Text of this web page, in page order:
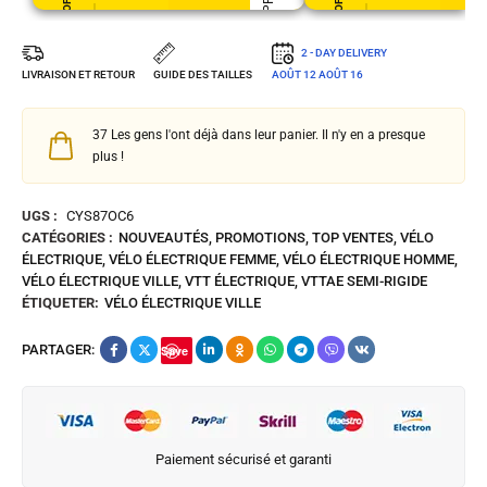
LIVRAISON ET RETOUR GUIDE DES TAILLES
2 - DAY DELIVERY
AOÛT 12 AOÛT 16
37 Les gens l'ont déjà dans leur panier. Il n'y en a presque
plus !
UGS : CYS87OC6
CATÉGORIES : NOUVEAUTÉS, PROMOTIONS, TOP VENTES, VÉLO
ÉLECTRIQUE, VÉLO ÉLECTRIQUE FEMME, VÉLO ÉLECTRIQUE HOMME,
VÉLO ÉLECTRIQUE VILLE, VTT ÉLECTRIQUE, VTTAE SEMI-RIGIDE
ÉTIQUETER: VÉLO ÉLECTRIQUE VILLE
PARTAGER: Save
Paiement sécurisé et garanti